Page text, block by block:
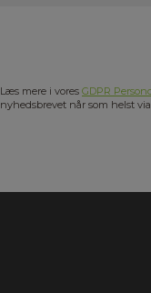
Læs mere i vores GDPR
nyhedsbrevet når som helst